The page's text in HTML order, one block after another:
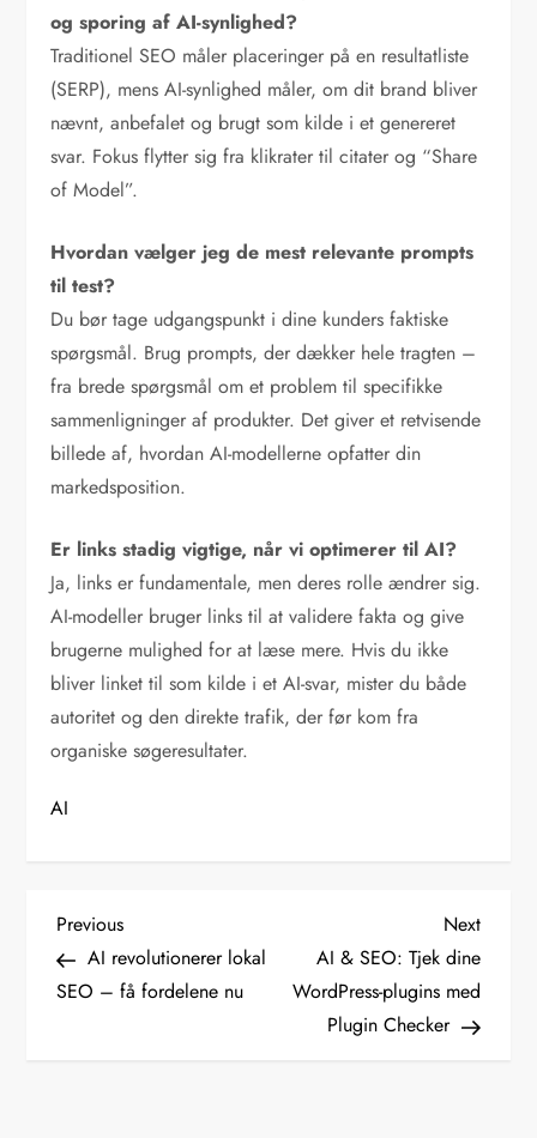
og sporing af AI-synlighed?
Traditionel SEO måler placeringer på en resultatliste
(SERP), mens AI-synlighed måler, om dit brand bliver
nævnt, anbefalet og brugt som kilde i et genereret
svar. Fokus flytter sig fra klikrater til citater og “Share
of Model”.
Hvordan vælger jeg de mest relevante prompts
til test?
Du bør tage udgangspunkt i dine kunders faktiske
spørgsmål. Brug prompts, der dækker hele tragten –
fra brede spørgsmål om et problem til specifikke
sammenligninger af produkter. Det giver et retvisende
billede af, hvordan AI-modellerne opfatter din
markedsposition.
Er links stadig vigtige, når vi optimerer til AI?
Ja, links er fundamentale, men deres rolle ændrer sig.
AI-modeller bruger links til at validere fakta og give
brugerne mulighed for at læse mere. Hvis du ikke
bliver linket til som kilde i et AI-svar, mister du både
autoritet og den direkte trafik, der før kom fra
organiske søgeresultater.
AI
I
n
Previous
Post
Previous
AI revolutionerer lokal
SEO – få fordelene nu
Next
Post
Next
AI & SEO: Tjek dine
WordPress-plugins med
Plugin Checker